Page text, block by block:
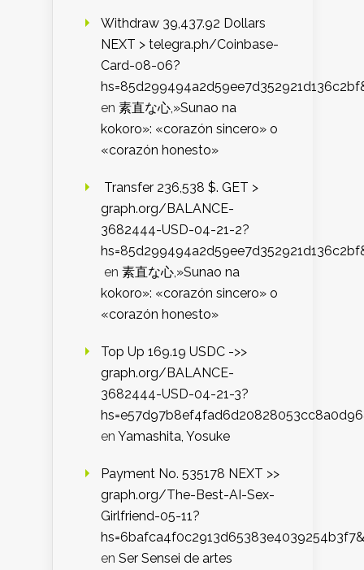
Withdraw 39,437.92 Dollars
NEXT > telegra.ph/Coinbase-
Card-08-06?
en 素直な心,»Sunao na
kokoro»: «corazón sincero» o
«corazón honesto»
️ Transfer 236,538 $. GET >
graph.org/BALANCE-
3682444-USD-04-21-2?
en 素直な心,»Sunao na
kokoro»: «corazón sincero» o
«corazón honesto»
Top Up 169.19 USDC ->>
graph.org/BALANCE-
3682444-USD-04-21-3?
en Yamashita, Yosuke
Payment No. 535178 NEXT >>
graph.org/The-Best-AI-Sex-
Girlfriend-05-11?
hs=6bafca4f0c2913d65383e4039254b3f7&
en Ser Sensei de artes